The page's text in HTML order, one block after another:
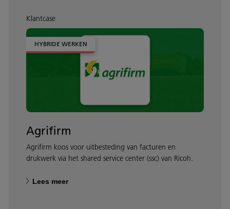
Klantcase
HYBRIDE WERKEN
Agrifirm
Agrifirm koos voor uitbesteding van facturen en
drukwerk via het shared service center (ssc) van Ricoh.
Lees meer